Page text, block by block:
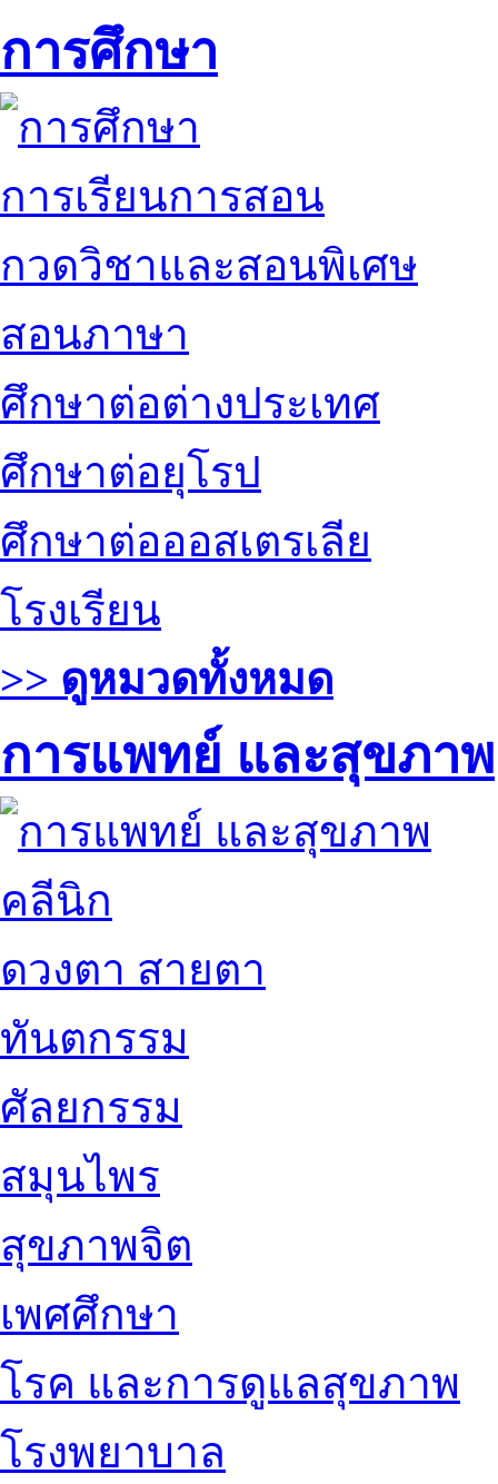
การศึกษา
การเรียนการสอน
กวดวิชาและสอนพิเศษ
สอนภาษา
ศึกษาต่อต่างประเทศ
ศึกษาต่อยุโรป
ศึกษาต่อออสเตรเลีย
โรงเรียน
>> ดูหมวดทั้งหมด
การแพทย์ และสุขภาพ
คลีนิก
ดวงตา สายตา
ทันตกรรม
ศัลยกรรม
สมุนไพร
สุขภาพจิต
เพศศึกษา
โรค และการดูแลสุขภาพ
โรงพยาบาล